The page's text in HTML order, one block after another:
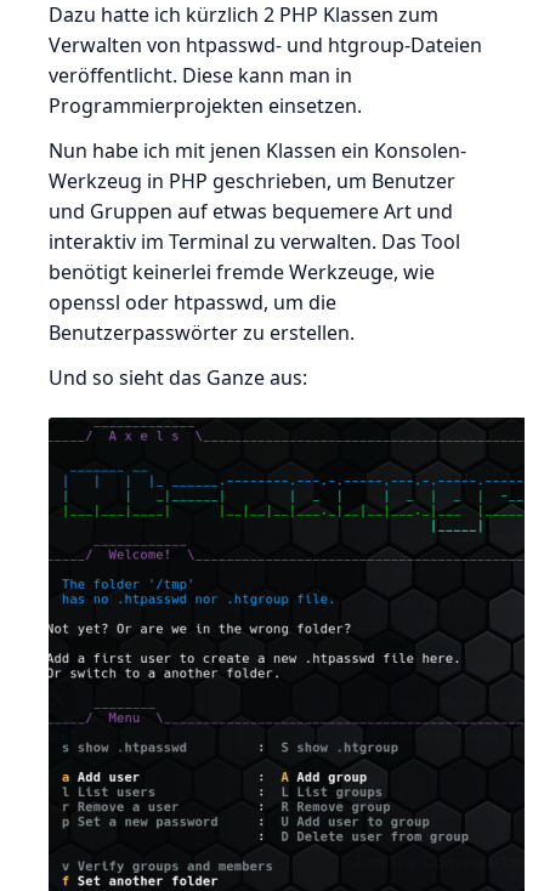
Dazu hatte ich kürzlich 2 PHP Klassen zum
Verwalten von htpasswd- und htgroup-Dateien
veröffentlicht. Diese kann man in
Programmierprojekten einsetzen.
Nun habe ich mit jenen Klassen ein Konsolen-
Werkzeug in PHP geschrieben, um Benutzer
und Gruppen auf etwas bequemere Art und
interaktiv im Terminal zu verwalten. Das Tool
benötigt keinerlei fremde Werkzeuge, wie
openssl oder htpasswd, um die
Benutzerpasswörter zu erstellen.
Und so sieht das Ganze aus: